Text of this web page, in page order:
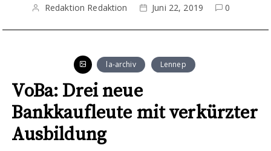
Redaktion Redaktion Juni 22, 2019 0
la-archiv Lennep
VoBa: Drei neue
Bankkaufleute mit verkürzter
Ausbildung